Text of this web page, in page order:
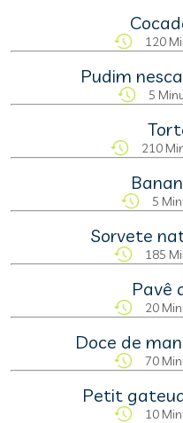
120
Pudim
5
210
5
Sorvete
185
Pavê
20
Doce de
70
Petit
10